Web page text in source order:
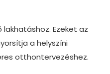
Ezeket az
a helyszíni
otthontervezéshez.